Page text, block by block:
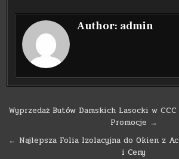
Author: admin
Nawigacja
Wyprzedaż Butów Damskich Lasocki w
Promocje →
← Najlepsza Folia Izolacyjna do Okien z
i Ceny